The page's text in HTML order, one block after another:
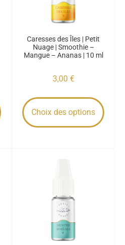
Caresses des Îles | Petit
Nuage | Smoothie –
Mangue – Ananas | 10 ml
3,00 €
Choix des options